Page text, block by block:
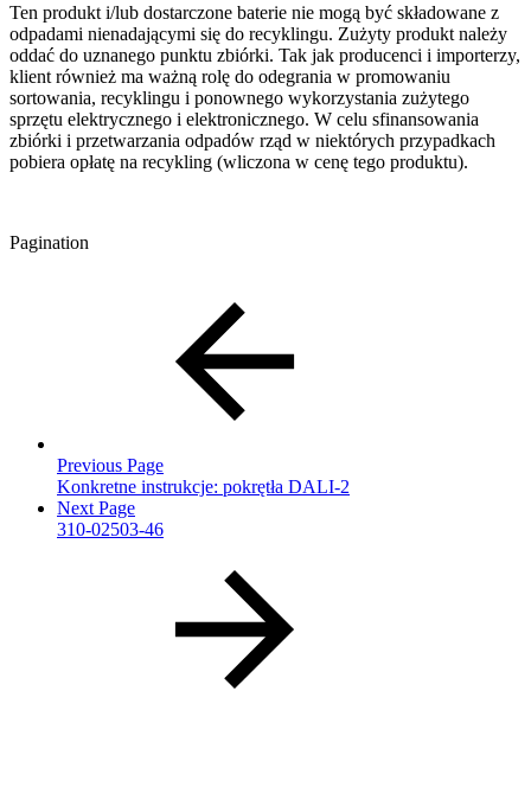
Ten produkt i/lub dostarczone baterie nie mogą być składowane z
odpadami nienadającymi się do recyklingu. Zużyty produkt należy
oddać do uznanego punktu zbiórki. Tak jak producenci i importerzy,
klient również ma ważną rolę do odegrania w promowaniu
sortowania, recyklingu i ponownego wykorzystania zużytego
sprzętu elektrycznego i elektronicznego. W celu sfinansowania
zbiórki i przetwarzania odpadów rząd w niektórych przypadkach
pobiera opłatę na recykling (wliczona w cenę tego produktu).
Pagination
Previous Page
Konkretne instrukcje: pokrętła DALI-2
Next Page
310-02503-46